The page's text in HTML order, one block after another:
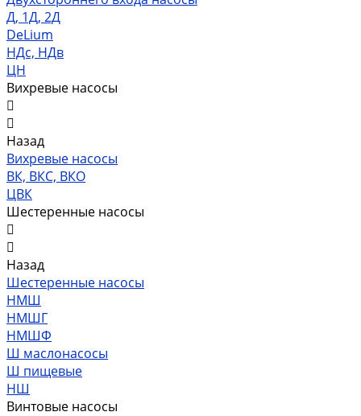
Д, 1Д, 2Д
DeLium
НДс, НДв
ЦН
Вихревые насосы
Назад
Вихревые насосы
ВК, ВКС, ВКО
ЦВК
Шестеренные насосы
Назад
Шестеренные насосы
НМШ
НМШГ
НМШФ
Ш маслонасосы
Ш пищевые
НШ
Винтовые насосы